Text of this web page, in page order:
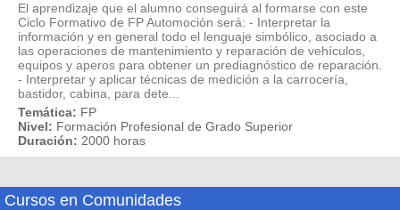
El aprendizaje que el alumno conseguirá al formarse con este
Ciclo Formativo de FP Automoción será: - Interpretar la
información y en general todo el lenguaje simbólico, asociado a
las operaciones de mantenimiento y reparación de vehículos,
equipos y aperos para obtener un prediagnóstico de reparación.
- Interpretar y aplicar técnicas de medición a la carrocería,
bastidor, cabina, para dete...
Temática: FP
Nivel: Formación Profesional de Grado Superior
Duración: 2000 horas
Cursos en Comunidades